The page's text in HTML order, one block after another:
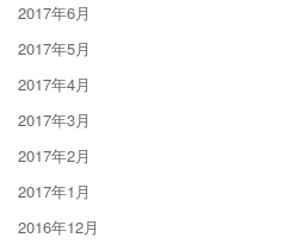
2017年6月
2017年5月
2017年4月
2017年3月
2017年2月
2017年1月
2016年12月